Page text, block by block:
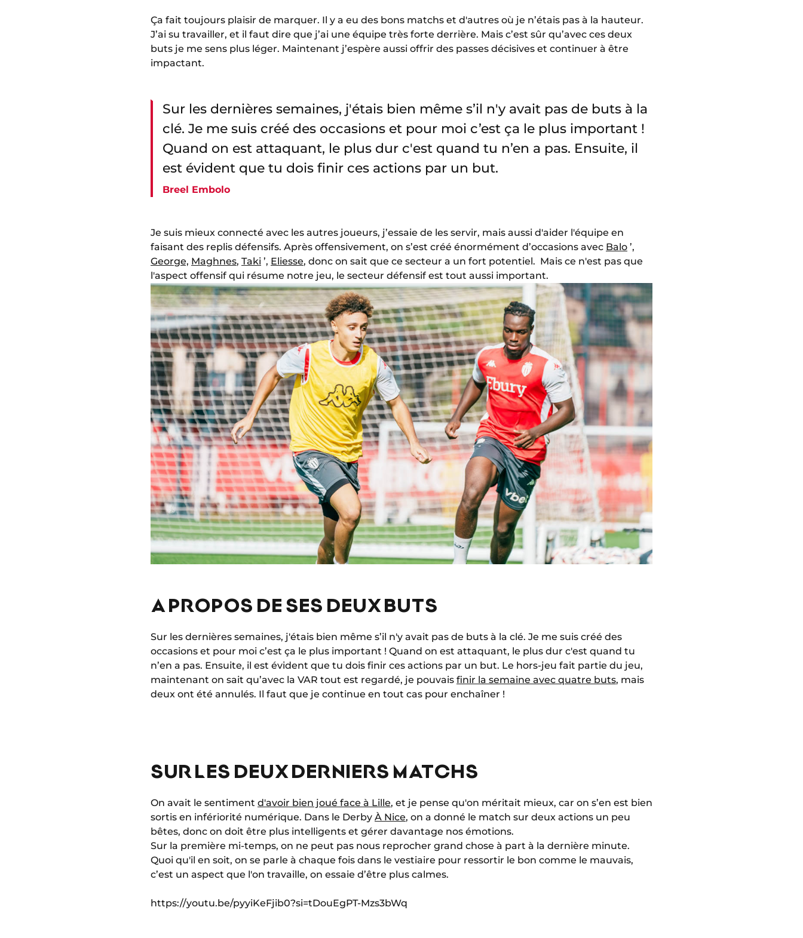
Ça fait toujours plaisir de marquer. Il y a eu des bons matchs et d'autres où je n’étais pas à la hauteur.
J’ai su travailler, et il faut dire que j’ai une équipe très forte derrière. Mais c’est sûr qu’avec ces deux
buts je me sens plus léger. Maintenant j’espère aussi offrir des passes décisives et continuer à être
impactant.
Sur les dernières semaines, j'étais bien même s’il n'y avait pas de buts à la
clé. Je me suis créé des occasions et pour moi c’est ça le plus important !
Quand on est attaquant, le plus dur c'est quand tu n’en a pas. Ensuite, il
est évident que tu dois finir ces actions par un but.
Breel Embolo
Je suis mieux connecté avec les autres joueurs, j’essaie de les servir, mais aussi d'aider l'équipe en
faisant des replis défensifs. Après offensivement, on s’est créé énormément d’occasions avec Balo ’,
George, Maghnes, Taki ’, Eliesse, donc on sait que ce secteur a un fort potentiel. Mais ce n'est pas que
l'aspect offensif qui résume notre jeu, le secteur défensif est tout aussi important.
A PROPOS DE SES DEUX BUTS
Sur les dernières semaines, j'étais bien même s’il n'y avait pas de buts à la clé. Je me suis créé des
occasions et pour moi c’est ça le plus important ! Quand on est attaquant, le plus dur c'est quand tu
n’en a pas. Ensuite, il est évident que tu dois finir ces actions par un but. Le hors-jeu fait partie du jeu,
maintenant on sait qu’avec la VAR tout est regardé, je pouvais finir la semaine avec quatre buts, mais
deux ont été annulés. Il faut que je continue en tout cas pour enchaîner !
SUR LES DEUX DERNIERS MATCHS
On avait le sentiment d'avoir bien joué face à Lille, et je pense qu'on méritait mieux, car on s’en est bien
sortis en infériorité numérique. Dans le Derby À Nice, on a donné le match sur deux actions un peu
bêtes, donc on doit être plus intelligents et gérer davantage nos émotions.
Sur la première mi-temps, on ne peut pas nous reprocher grand chose à part à la dernière minute.
Quoi qu'il en soit, on se parle à chaque fois dans le vestiaire pour ressortir le bon comme le mauvais,
c’est un aspect que l'on travaille, on essaie d’être plus calmes.
https://youtu.be/pyyiKeFjib0?si=tDouEgPT-Mzs3bWq